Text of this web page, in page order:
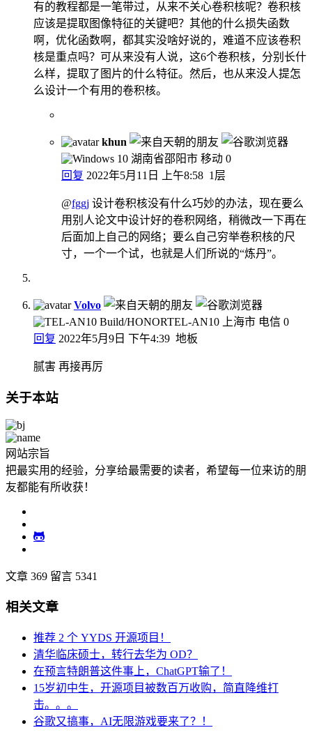
有的教程都是一笔带过，从来不关心卷积核呢？卷积核
应该是提取图像特征的关键吧？其他的什么损失函数
啊，优化函数啊，都其实没啥好说的，难道不应该卷积
核是重点吗？可从来没有人说，这6个卷积核，分别长什
么样，提取了图片的什么特征。然后，也从来没人提怎
么设计一个有用的卷积核。
khun
湖南省邵阳市 移动 0
回复 2022年5月11日 上午8:58 1层
@fggj 设计卷积核没有什么巧妙的办法，现在要么
用别人论文中设计好的卷积网络，稍微改一下再在
后面加上自己的网络；要么自己穷举卷积核的尺
寸，一个一个试，也就是人们所说的“炼丹”。
Volvo
上海市 电信 0
回复 2022年5月9日 下午4:39 地板
腻害 再接再厉
关于本站
网站宗旨
把最实用的经验，分享给最需要的读者，希望每一位来访的朋
友都能有所收获！
文章 369 留言 5341
相关文章
推荐 2 个 YYDS 开源项目！
清华临床硕士，转行去华为 OD？
在预言特朗普这件事上，ChatGPT输了！
15岁初中生，开源项目被数百万收购，简直降维打
击。。。
谷歌又搞事，AI无限游戏要来了？！